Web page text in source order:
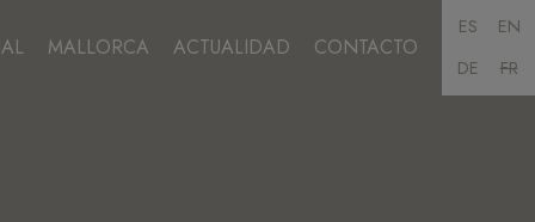
MALLORCA ACTUALIDAD CONTACTO
ES
EN
DE
FR